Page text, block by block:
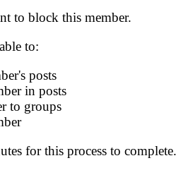
to block this member.
to:
posts
in posts
to groups
for this process to complete.